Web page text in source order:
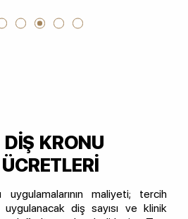
DİŞ KRONU
maliyeti; tercih
diş sayısı ve klinik